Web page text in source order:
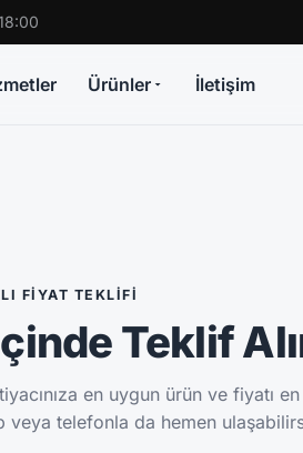
Ürünler İletişim
FIYAT TEKLIFI
Teklif
en uygun ürün ve fiyatı en
veya telefonla da hemen